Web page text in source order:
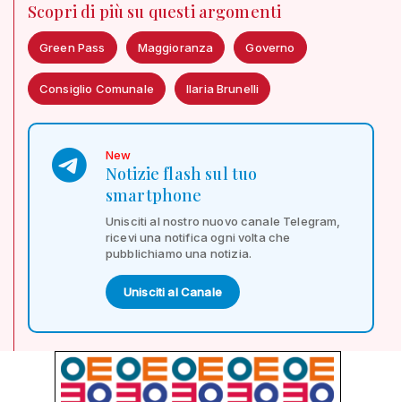
Scopri di più su questi argomenti
Green Pass Maggioranza Governo
Consiglio Comunale Ilaria Brunelli
New
Notizie flash sul tuo
smartphone
Unisciti al nostro nuovo canale Telegram,
ricevi una notifica ogni volta che
pubblichiamo una notizia.
Unisciti al Canale